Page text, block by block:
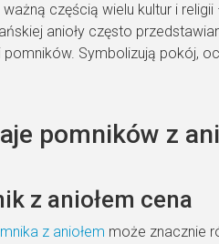
ważną częścią wielu kultur i
anioły często
Symbolizują pokój,
pomników z
z aniołem cena
z aniołem może znacznie